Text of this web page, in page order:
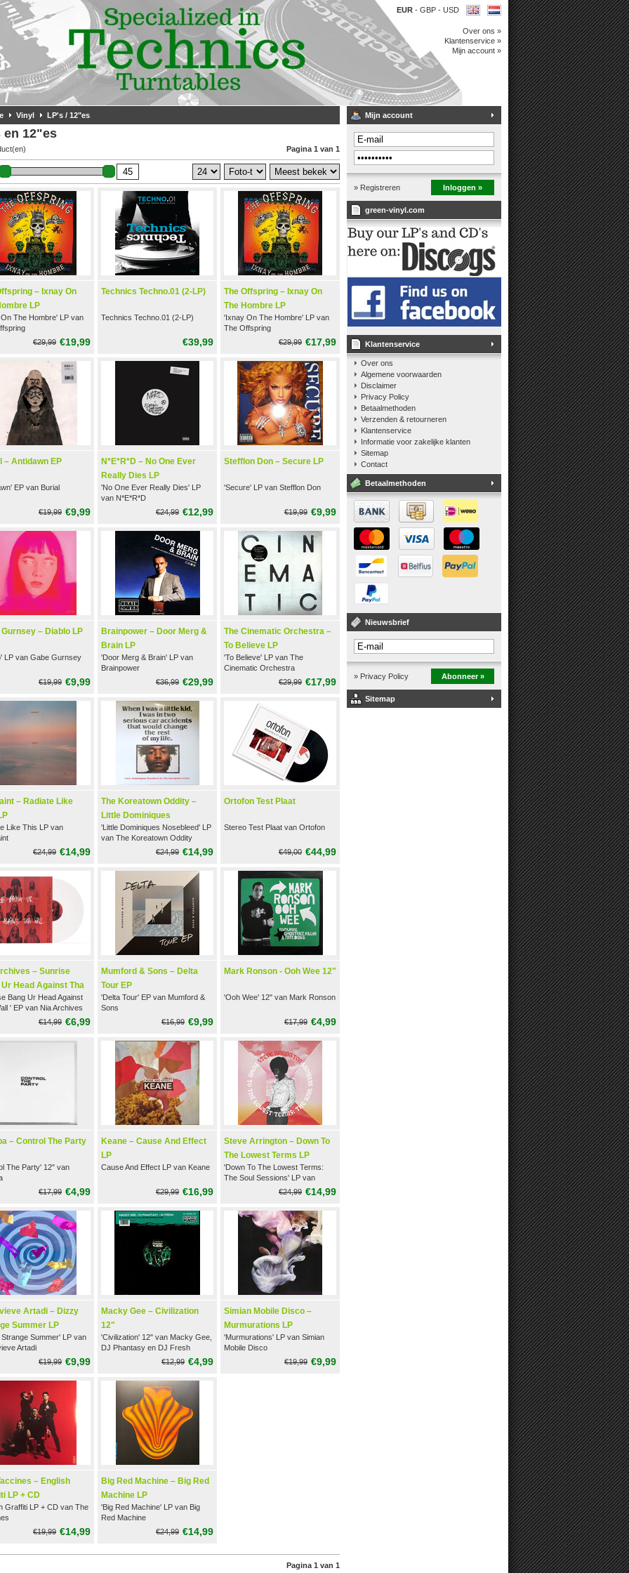
EUR - GBP - USD
Over ons »
Klantenservice »
Mijn account »
Vinyl LP's / 12"es
en 12"es
Pagina 1 van 1
– Ixnay On
LP
The Hombre' LP van
€19,99
€29,99
Technics Techno.01 (2-LP)
Technics Techno.01 (2-LP)
€39,99
The Offspring – Ixnay On
The Hombre LP
'Ixnay On The Hombre' LP van
The Offspring
€17,99
€29,99
– Antidawn EP
EP van Burial
€9,99
€19,99
N*E*R*D – No One Ever
Really Dies LP
'No One Ever Really Dies' LP
van N*E*R*D
€12,99
€24,99
Stefflon Don – Secure LP
'Secure' LP van Stefflon Don
€9,99
€19,99
Gurnsey ‎– Diablo LP
LP van Gabe Gurnsey
€9,99
€19,99
Brainpower – Door Merg &
Brain LP
'Door Merg & Brain' LP van
Brainpower
€29,99
€36,99
The Cinematic Orchestra –
To Believe LP
'To Believe' LP van The
Cinematic Orchestra
€17,99
€29,99
– Radiate Like
Like This LP van
€14,99
€24,99
The Koreatown Oddity –
Little Dominiques
Nosebleed LP
'Little Dominiques Nosebleed' LP
van The Koreatown Oddity
€14,99
€24,99
Ortofon Test Plaat
Stereo Test Plaat van Ortofon
€44,99
€49,00
– Sunrise
Ur Head Against Tha
Bang Ur Head Against
' EP van Nia Archives
€6,99
€14,99
Mumford & Sons – Delta
Tour EP
'Delta Tour' EP van Mumford &
Sons
€9,99
€16,99
Mark Ronson - Ooh Wee 12"
'Ooh Wee' 12" van Mark Ronson
€4,99
€17,99
– Control The Party
The Party' 12" van
€4,99
€17,99
Keane – Cause And Effect
LP
Cause And Effect LP van Keane
€16,99
€29,99
Steve Arrington – Down To
The Lowest Terms LP
'Down To The Lowest Terms:
The Soul Sessions' LP van
€14,99
€24,99
Artadi – Dizzy
Summer LP
Summer' LP van
Artadi
€9,99
€19,99
Macky Gee ‎– Civilization
12"
'Civilization' 12" van Macky Gee,
DJ Phantasy en DJ Fresh
€4,99
€12,99
Simian Mobile Disco –
Murmurations LP
'Murmurations' LP van Simian
Mobile Disco
€9,99
€19,99
– English
LP + CD
Graffiti LP + CD van The
€14,99
€19,99
Big Red Machine – Big Red
Machine LP
'Big Red Machine' LP van Big
Red Machine
€14,99
€24,99
Pagina 1 van 1
Mijn account
» Registreren Inloggen »
green-vinyl.com
Klantenservice
Over ons
Algemene voorwaarden
Disclaimer
Privacy Policy
Betaalmethoden
Verzenden & retourneren
Klantenservice
Informatie voor zakelijke klanten
Sitemap
Contact
Betaalmethoden
Nieuwsbrief
» Privacy Policy Abonneer »
Sitemap